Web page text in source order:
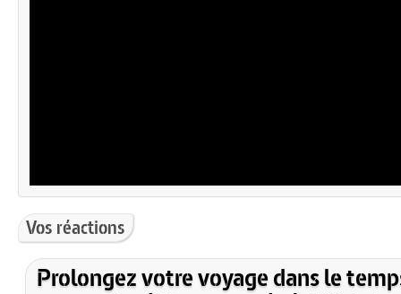
Vos réactions
Prolongez votre voyage dans le